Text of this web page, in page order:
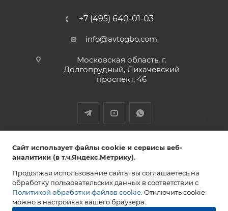
+7 (495) 640-01-03
info@avtogbo.com
Московская область, г.
Долгопрудный, Лихачевский
проспект, 46
ИНН 027809108765 ОГРН 320028000053851
2013-2026 AVTOGBO.COM. Все права защищены
Сайт использует файлы cookie и сервисы веб-
аналитики (в т.ч.Яндекс.Метрику).
Продолжая использование сайта, вы соглашаетесь на
обработку пользовательских данных в соответствии с
Политикой обработки файлов cookie . Отключить cookie
можно в настройках вашего браузера.